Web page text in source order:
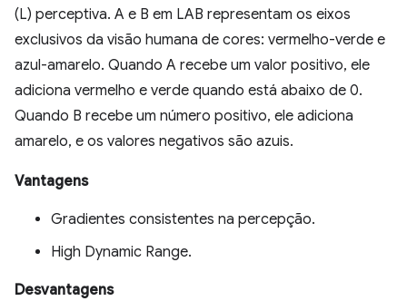
(L) perceptiva. A e B em LAB representam os eixos
exclusivos da visão humana de cores: vermelho-verde e
azul-amarelo. Quando A recebe um valor positivo, ele
adiciona vermelho e verde quando está abaixo de 0.
Quando B recebe um número positivo, ele adiciona
amarelo, e os valores negativos são azuis.
Vantagens
Gradientes consistentes na percepção.
High Dynamic Range.
Desvantagens